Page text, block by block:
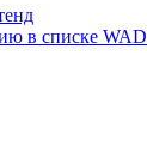
в списке